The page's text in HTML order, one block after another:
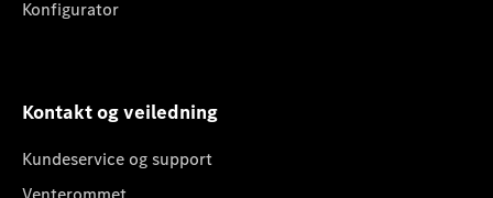
Konfigurator
Kontakt og veiledning
Kundeservice og support